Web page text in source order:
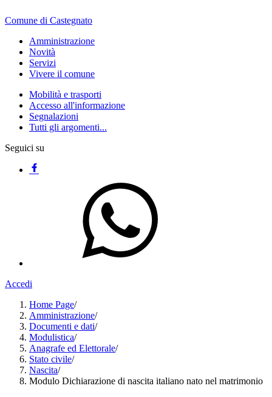
Comune di Castegnato
Amministrazione
Novità
Servizi
Vivere il comune
Mobilità e trasporti
Accesso all'informazione
Segnalazioni
Tutti gli argomenti...
Seguici su
Accedi
Home Page/
Amministrazione/
Documenti e dati/
Modulistica/
Anagrafe ed Elettorale/
Stato civile/
Nascita/
Modulo Dichiarazione di nascita italiano nato nel matrimonio